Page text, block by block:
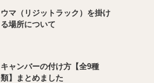
ウマ（リジットラック）を掛け
る場所について
キャンバーの付け方【全9種
類】まとめました